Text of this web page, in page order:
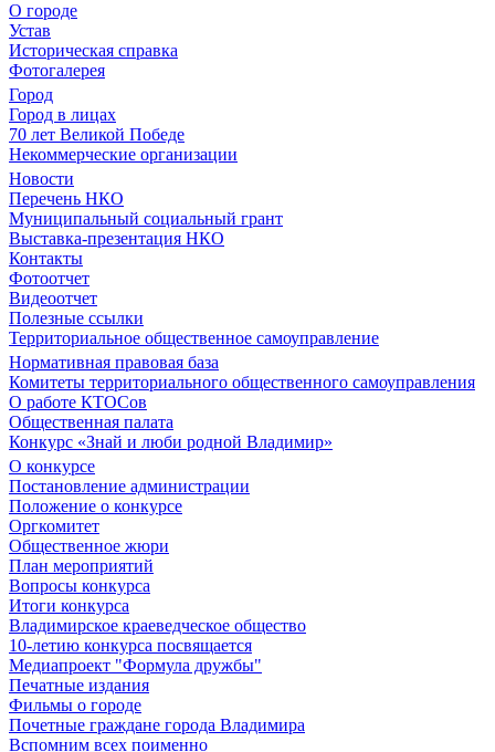
О городе
Устав
Историческая справка
Фотогалерея
Город
Город в лицах
70 лет Великой Победе
Некоммерческие организации
Новости
Перечень НКО
Муниципальный социальный грант
Выставка-презентация НКО
Контакты
Фотоотчет
Видеоотчет
Полезные ссылки
Территориальное общественное самоуправление
Нормативная правовая база
Комитеты территориального общественного самоуправления
О работе КТОСов
Общественная палата
Конкурс «Знай и люби родной Владимир»
О конкурсе
Постановление администрации
Положение о конкурсе
Оргкомитет
Общественное жюри
План мероприятий
Вопросы конкурса
Итоги конкурса
Владимирское краеведческое общество
10-летию конкурса посвящается
Медиапроект "Формула дружбы"
Печатные издания
Фильмы о городе
Почетные граждане города Владимира
Вспомним всех поименно